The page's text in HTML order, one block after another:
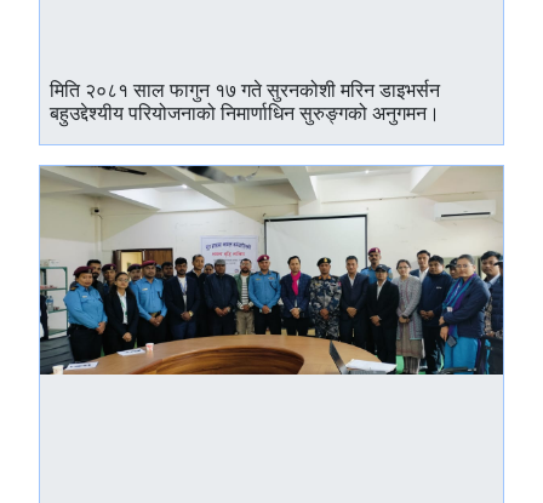
मिति २०८१ साल फागुन १७ गते सुरनकोशी मरिन डाइभर्सन
बहुउद्देश्यीय परियोजनाको निमार्णाधिन सुरुङ्गको अनुगमन।